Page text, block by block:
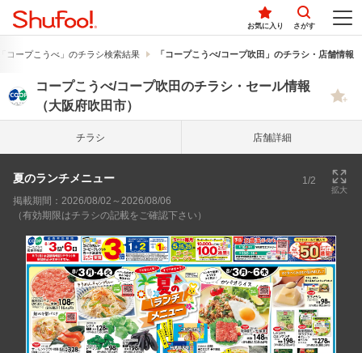
お気に入り さがす
コープこうべ」のチラシ検索結果 「コープこうべ/コープ吹田」のチラシ・店舗情報
コープこうべ/コープ吹田のチラシ・セール情報
（大阪府吹田市）
チラシ 店舗詳細
夏のランチメニュー 1/2
拡大
掲載期間：2026/08/02～2026/08/06
（有効期限はチラシの記載をご確認下さい）